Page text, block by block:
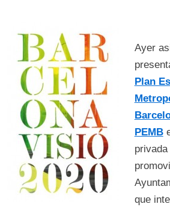
Ayer
Plan
PEMB
que